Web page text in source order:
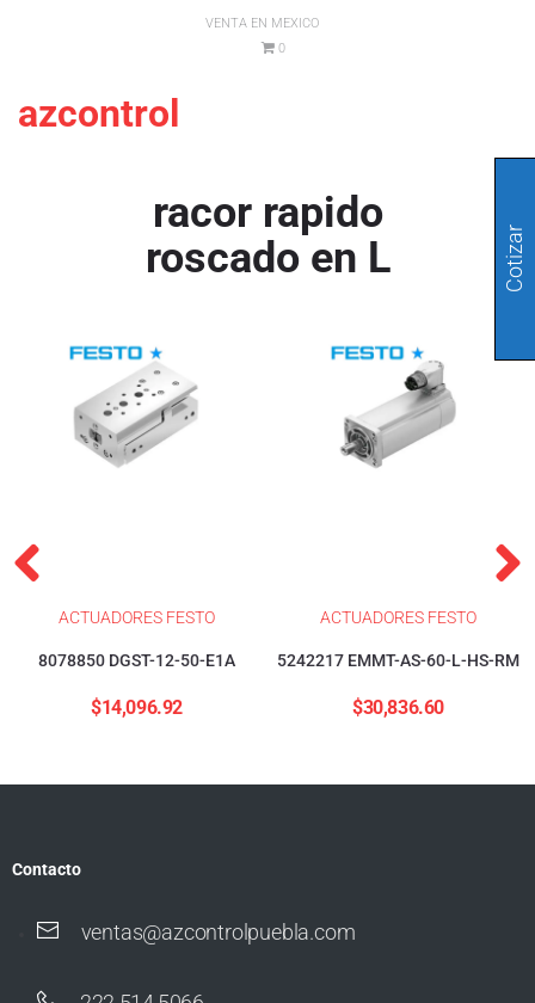
VENTA EN MEXICO
0
azcontrol
racor rapido
roscado en L
ACTUADORES FESTO
8078850 DGST-12-50-E1A
$14,096.92
ACTUADORES FESTO
5242217 EMMT-AS-60-L-HS-RM
$30,836.60
Contacto
ventas@azcontrolpuebla.com
Cotizar